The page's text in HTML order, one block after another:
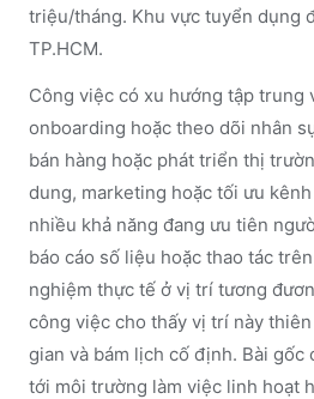
triệu/tháng. Khu vực tuyển dụng
TP.HCM.
Công việc có xu hướng tập trung
onboarding hoặc theo dõi nhân
bán hàng hoặc phát triển thị
dung, marketing hoặc tối ưu
nhiều khả năng đang ưu tiên
báo cáo số liệu hoặc thao tác
nghiệm thực tế ở vị trí tương
công việc cho thấy vị trí này
gian và bám lịch cố định. Bài gốc
tới môi trường làm việc linh hoạt